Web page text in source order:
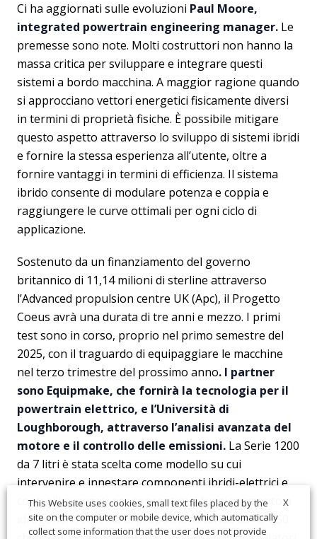
Ci ha aggiornati sulle evoluzioni Paul Moore,
integrated powertrain engineering manager. Le
premesse sono note. Molti costruttori non hanno la
massa critica per sviluppare e integrare questi
sistemi a bordo macchina. A maggior ragione quando
si approcciano vettori energetici fisicamente diversi
in termini di proprietà fisiche. È possibile mitigare
questo aspetto attraverso lo sviluppo di sistemi ibridi
e fornire la stessa esperienza all’utente, oltre a
fornire vantaggi in termini di efficienza. Il sistema
ibrido consente di modulare potenza e coppia e
raggiungere le curve ottimali per ogni ciclo di
applicazione.
Sostenuto da un finanziamento del governo
britannico di 11,14 milioni di sterline attraverso
l’Advanced propulsion centre UK (Apc), il Progetto
Coeus avrà una durata di tre anni e mezzo. I primi
test sono in corso, proprio nel primo semestre del
2025, con il traguardo di equipaggiare le macchine
nel terzo trimestre del prossimo anno. I partner
sono Equipmake, che fornirà la tecnologia per il
powertrain elettrico, e l’Università di
Loughborough, attraverso l’analisi avanzata del
motore e il controllo delle emissioni. La Serie 1200
da 7 litri è stata scelta come modello su cui
intervenire e innestare componenti ibridi-elettrici e
controlli avanzati per consentire il funzionamento a
idrogeno. Il sistema di propulsione ibrida da 45-250
X
This Website uses cookies, small text files placed by the
site on the computer or mobile device, which automatically
collect some information that the user does not provide